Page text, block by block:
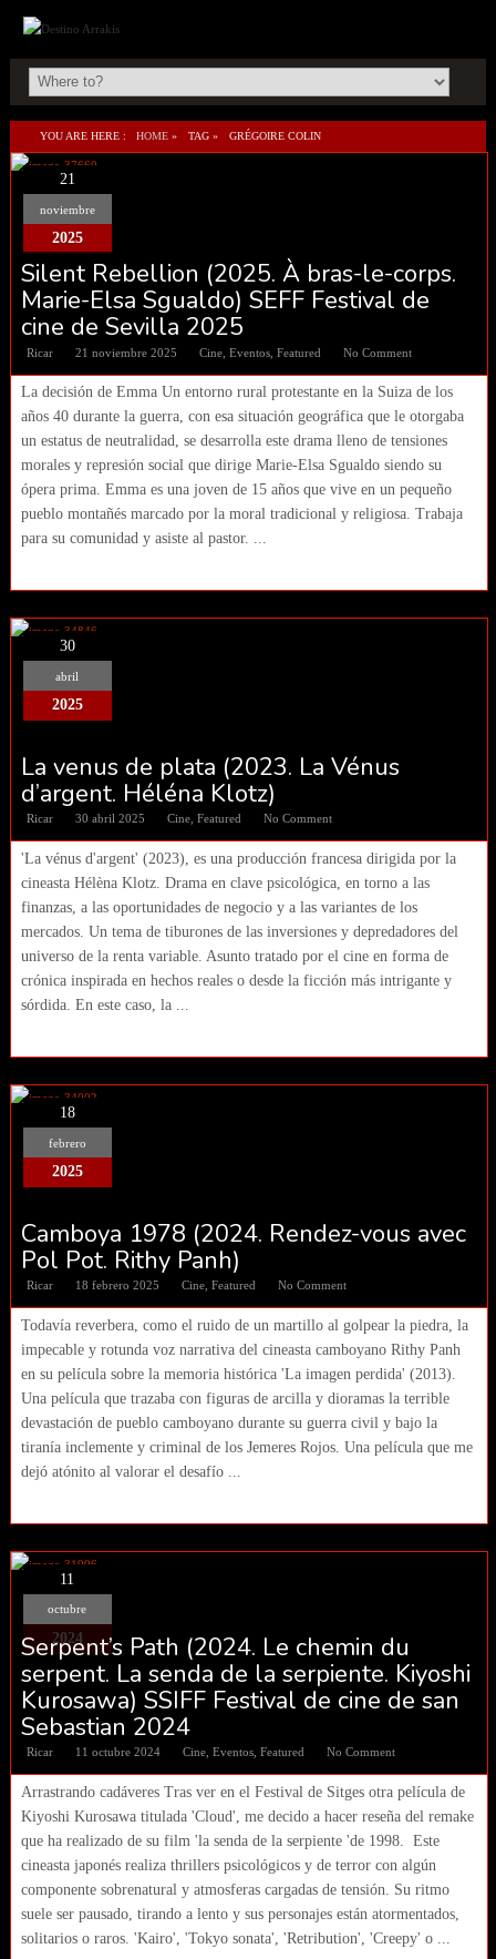
YOU ARE HERE : HOME » TAG » GRÉGOIRE COLIN
21
noviembre
2025
Silent Rebellion (2025. À bras-le-corps.
Marie-Elsa Sgualdo) SEFF Festival de
cine de Sevilla 2025
Ricar 21 noviembre 2025 Cine, Eventos, Featured No Comment
La decisión de Emma Un entorno rural protestante en la Suiza de los
años 40 durante la guerra, con esa situación geográfica que le otorgaba
un estatus de neutralidad, se desarrolla este drama lleno de tensiones
morales y represión social que dirige Marie-Elsa Sgualdo siendo su
ópera prima. Emma es una joven de 15 años que vive en un pequeño
pueblo montañés marcado por la moral tradicional y religiosa. Trabaja
para su comunidad y asiste al pastor. ...
30
abril
2025
La venus de plata (2023. La Vénus
d’argent. Héléna Klotz)
Ricar 30 abril 2025 Cine, Featured No Comment
'La vénus d'argent' (2023), es una producción francesa dirigida por la
cineasta Hélèna Klotz. Drama en clave psicológica, en torno a las
finanzas, a las oportunidades de negocio y a las variantes de los
mercados. Un tema de tiburones de las inversiones y depredadores del
universo de la renta variable. Asunto tratado por el cine en forma de
crónica inspirada en hechos reales o desde la ficción más intrigante y
sórdida. En este caso, la ...
18
febrero
2025
Camboya 1978 (2024. Rendez-vous avec
Pol Pot. Rithy Panh)
Ricar 18 febrero 2025 Cine, Featured No Comment
Todavía reverbera, como el ruido de un martillo al golpear la piedra, la
impecable y rotunda voz narrativa del cineasta camboyano Rithy Panh
en su película sobre la memoria histórica 'La imagen perdida' (2013).
Una película que trazaba con figuras de arcilla y dioramas la terrible
devastación de pueblo camboyano durante su guerra civil y bajo la
tiranía inclemente y criminal de los Jemeres Rojos. Una película que me
dejó atónito al valorar el desafío ...
11
octubre
2024
Serpent’s Path (2024. Le chemin du
serpent. La senda de la serpiente. Kiyoshi
Kurosawa) SSIFF Festival de cine de san
Sebastian 2024
Ricar 11 octubre 2024 Cine, Eventos, Featured No Comment
Arrastrando cadáveres Tras ver en el Festival de Sitges otra película de
Kiyoshi Kurosawa titulada 'Cloud', me decido a hacer reseña del remake
que ha realizado de su film 'la senda de la serpiente 'de 1998. Este
cineasta japonés realiza thrillers psicológicos y de terror con algún
componente sobrenatural y atmosferas cargadas de tensión. Su ritmo
suele ser pausado, tirando a lento y sus personajes están atormentados,
solitarios o raros. 'Kairo', 'Tokyo sonata', 'Retribution', 'Creepy' o ...